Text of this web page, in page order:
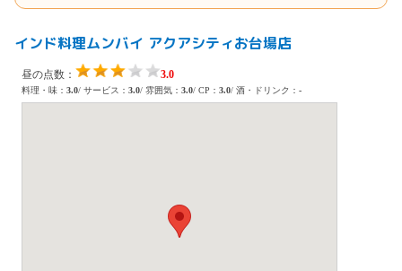
インド料理ムンバイ アクアシティお台場店